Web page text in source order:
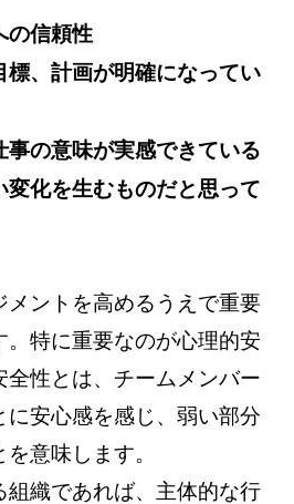
の信頼性
標、計画が明確になってい
事の意味が実感できている
変化を生むものだと思って
メントを高めるうえで重要
。特に重要なのが心理的安
全性とは、チームメンバー
に安心感を感じ、弱い部分
意味します。
組織であれば、主体的な行